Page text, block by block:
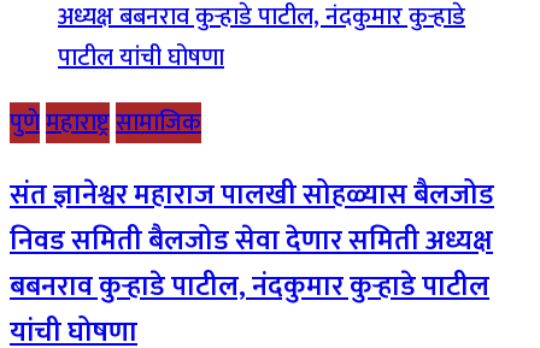
पुणेमहाराष्ट्रसामाजिक
संत ज्ञानेश्वर महाराज पालखी सोहळ्यास बैलजोड
निवड समिती बैलजोड सेवा देणार समिती अध्यक्ष
बबनराव कुऱ्हाडे पाटील, नंदकुमार कुऱ्हाडे पाटील
यांची घोषणा